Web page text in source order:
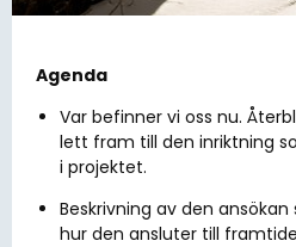
Agenda
Var befinner vi oss nu.
lett fram till den inriktning
i projektet.
Beskrivning av den
hur den ansluter till